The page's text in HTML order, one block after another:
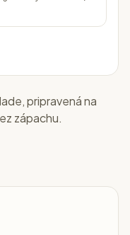
pripravená na
zápachu.